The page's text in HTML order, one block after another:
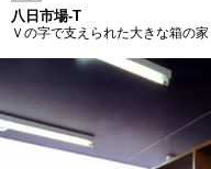
八日市場-T
Ｖの字で支えられた大きな箱の家